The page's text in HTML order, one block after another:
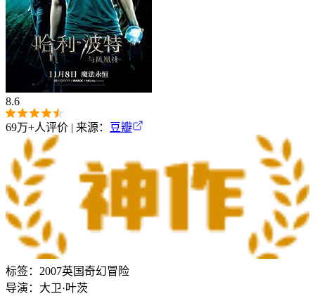
8.6
69万+人评价 | 来源： 豆瓣
标签： 2007英国奇幻冒险
导演： 大卫·叶茨